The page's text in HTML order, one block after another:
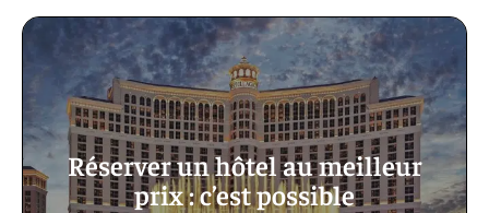
Réserver un hôtel au meilleur
prix : c’est possible